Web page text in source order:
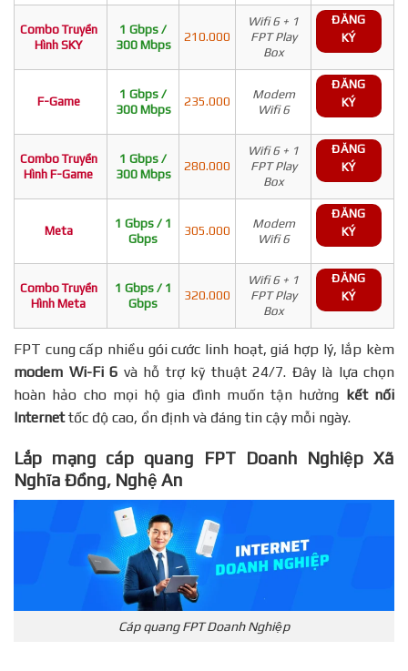
Combo Truyền
Hình SKY
1 Gbps /
300 Mbps
210.000
Wifi 6 + 1
FPT Play
Box
ĐĂNG
KÝ
F-Game
1 Gbps /
300 Mbps
235.000
Modem
Wifi 6
ĐĂNG
KÝ
Combo Truyền
Hình F-Game
1 Gbps /
300 Mbps
280.000
Wifi 6 + 1
FPT Play
Box
ĐĂNG
KÝ
Meta
1 Gbps / 1
Gbps
305.000
Modem
Wifi 6
ĐĂNG
KÝ
Combo Truyền
Hình Meta
1 Gbps / 1
Gbps
320.000
Wifi 6 + 1
FPT Play
Box
ĐĂNG
KÝ
FPT cung cấp nhiều gói cước linh hoạt, giá hợp lý, lắp kèm
modem Wi-Fi 6 và hỗ trợ kỹ thuật 24/7. Đây là lựa chọn
hoàn hảo cho mọi hộ gia đình muốn tận hưởng kết nối
Internettốc độ cao, ổn định và đáng tin cậy mỗi ngày.
Lắp mạng cáp quang FPT Doanh Nghiệp Xã
Nghĩa Đồng, Nghệ An
Cáp quang FPT Doanh Nghiệp